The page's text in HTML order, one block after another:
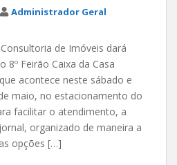
Administrador Geral
de Imóveis dará
8º Feirão Caixa da Casa
acontece neste sábado e
maio, no estacionamento do
facilitar o atendimento, a
organizado de maneira a
opções […]